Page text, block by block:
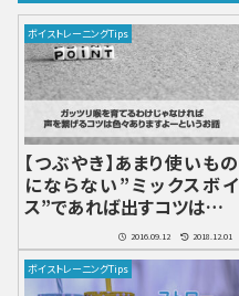
ボイストレーニングTips
【つぶやき】あまり使いもの
にならない”ミックスボイ
ス”であれば出すコツはあり
2016.09.12 2018.12.01
ボイストレーニングTips